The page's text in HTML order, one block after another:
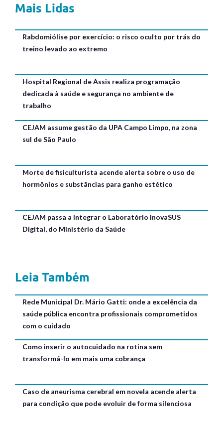
Mais Lidas
Rabdomiólise por exercício: o risco oculto por trás do
treino levado ao extremo
Hospital Regional de Assis realiza programação
dedicada à saúde e segurança no ambiente de
trabalho
CEJAM assume gestão da UPA Campo Limpo, na zona
sul de São Paulo
Morte de fisiculturista acende alerta sobre o uso de
hormônios e substâncias para ganho estético
CEJAM passa a integrar o Laboratório InovaSUS
Digital, do Ministério da Saúde
Leia Também
Rede Municipal Dr. Mário Gatti: onde a excelência da
saúde pública encontra profissionais comprometidos
com o cuidado
Como inserir o autocuidado na rotina sem
transformá-lo em mais uma cobrança
Caso de aneurisma cerebral em novela acende alerta
para condição que pode evoluir de forma silenciosa